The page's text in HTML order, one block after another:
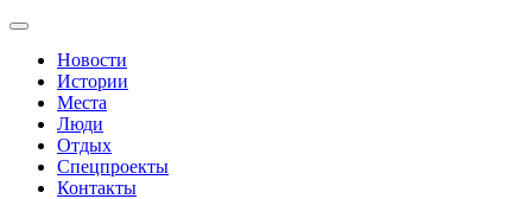
Новости
Истории
Места
Люди
Отдых
Спецпроекты
Контакты